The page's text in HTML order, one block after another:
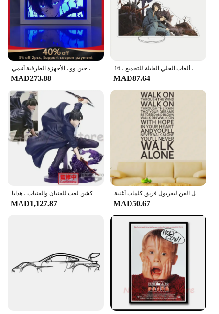
MAD273.88 MAD87.64
MAD1,127.87
عليك أبدا المشي وحدها ملهمة يقتبس ملصقات الحائط غرفة الديكور المنزل الشارات الفينيل الفن ليفربول فريق كلمات أغنية
MAD50.67